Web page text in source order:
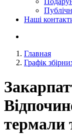
Наші
Главная
Графік
термали